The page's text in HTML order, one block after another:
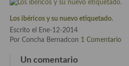
Bocadillos, hamburguesas, sándwich,
Entrantes y primeros platos
Ensaladas
Los ibéricos y su nuevo etiquetado.
Escrito el Ene-12-2014
Por Concha Bernadcon 1 Comentario
Un comentario